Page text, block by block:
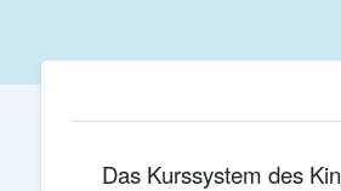
Das Kurssystem des